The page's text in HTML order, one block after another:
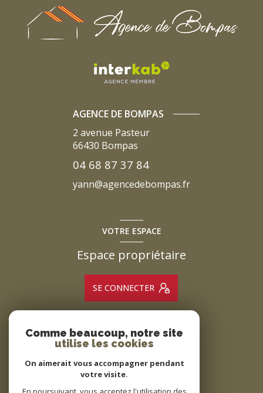
AGENCE DE BOMPAS
2 avenue Pasteur
66430 Bompas
04 68 87 37 84
yann@agencedebompas.fr
VOTRE ESPACE
Espace propriétaire
SE CONNECTER
ADHÉRENTS
Nous adhérons
Comme beaucoup, notre site
utilise les cookies
On aimerait vous accompagner pendant
votre visite.